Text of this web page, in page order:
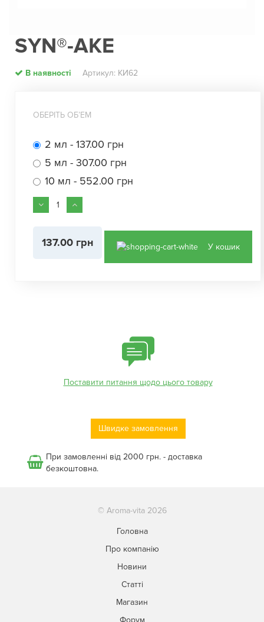
SYN®-AKE
В наявності Артикул: КИ62
ОБЕРІТЬ ОБʼЕМ
2 мл - 137.00 грн
5 мл - 307.00 грн
10 мл - 552.00 грн
137.00 грн У кошик
Поставити питання щодо цього товару
Швидке замовлення
При замовленні від 2000 грн. - доставка
безкоштовна.
© Aroma-vita 2026
Головна
Про компанію
Новини
Статті
Магазин
Форум